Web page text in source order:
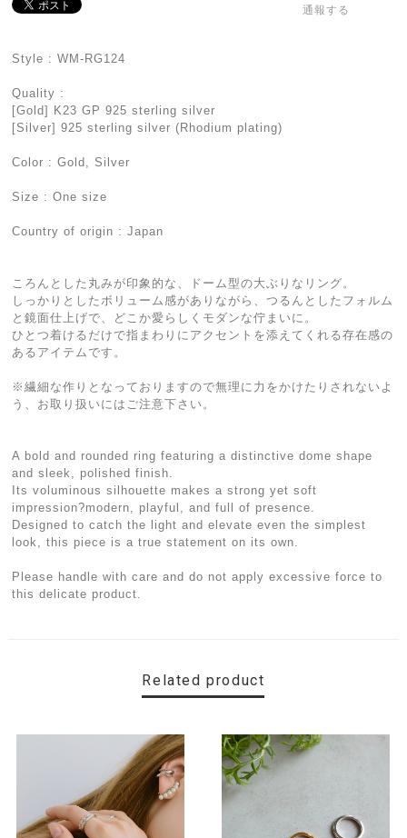
通報する
Style : WM-RG124
Quality :
[Gold] K23 GP 925 sterling silver
[Silver] 925 sterling silver (Rhodium plating)
Color : Gold, Silver
Size : One size
Country of origin : Japan
ころんとした丸みが印象的な、ドーム型の大ぶりなリング。
しっかりとしたボリューム感がありながら、つるんとしたフォルム
と鏡面仕上げで、どこか愛らしくモダンな佇まいに。
ひとつ着けるだけで指まわりにアクセントを添えてくれる存在感の
あるアイテムです。
※繊細な作りとなっておりますので無理に力をかけたりされないよ
う、お取り扱いにはご注意下さい。
A bold and rounded ring featuring a distinctive dome shape
and sleek, polished finish.
Its voluminous silhouette makes a strong yet soft
impression?modern, playful, and full of presence.
Designed to catch the light and elevate even the simplest
look, this piece is a true statement on its own.
Please handle with care and do not apply excessive force to
this delicate product.
Related product